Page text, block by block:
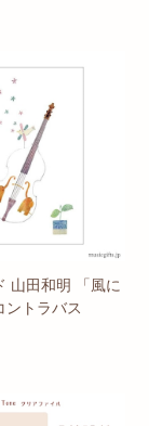
山田和明 「風に
ントラバス